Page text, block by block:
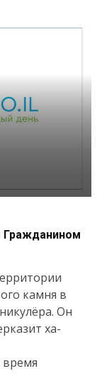
Гражданином
камня в
Он
ха-